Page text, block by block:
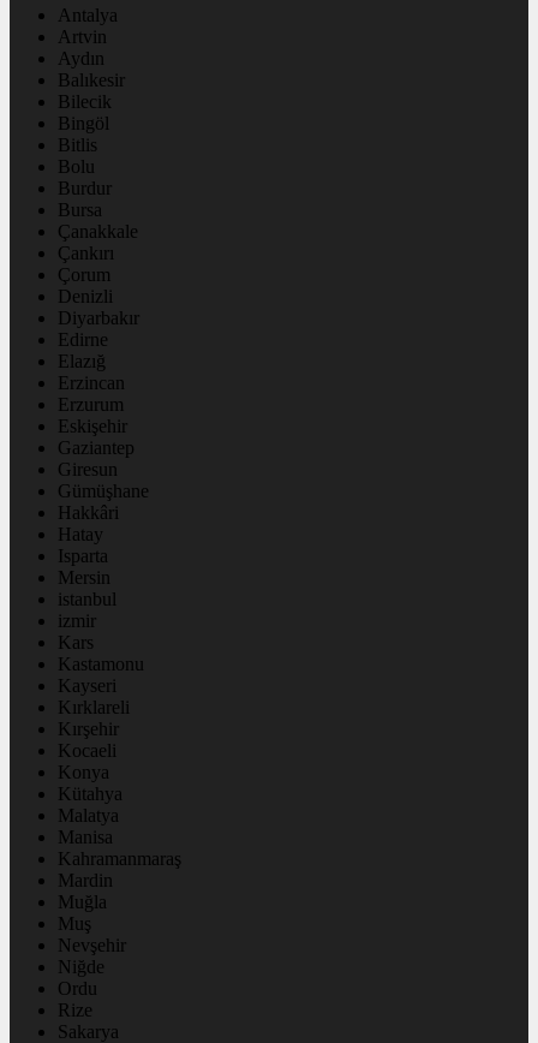
Antalya
Artvin
Aydın
Balıkesir
Bilecik
Bingöl
Bitlis
Bolu
Burdur
Bursa
Çanakkale
Çankırı
Çorum
Denizli
Diyarbakır
Edirne
Elazığ
Erzincan
Erzurum
Eskişehir
Gaziantep
Giresun
Gümüşhane
Hakkâri
Hatay
Isparta
Mersin
istanbul
izmir
Kars
Kastamonu
Kayseri
Kırklareli
Kırşehir
Kocaeli
Konya
Kütahya
Malatya
Manisa
Kahramanmaraş
Mardin
Muğla
Muş
Nevşehir
Niğde
Ordu
Rize
Sakarya